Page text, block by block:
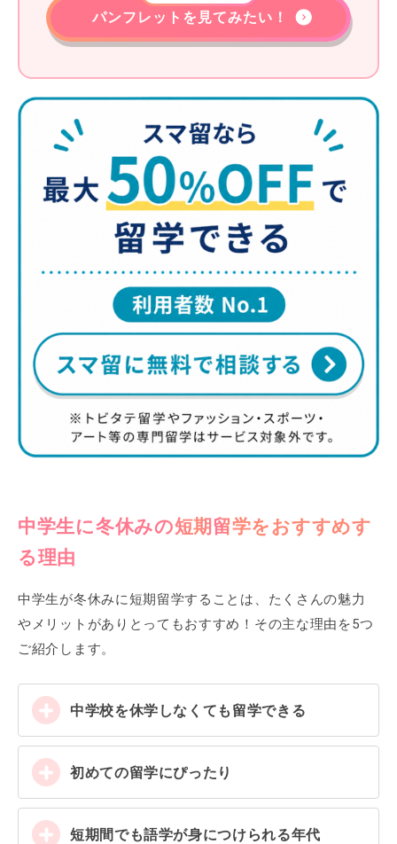
パンフレットを見てみたい！
中学生に冬休みの短期留学をおすすめす
る理由
中学生が冬休みに短期留学することは、たくさんの魅力
やメリットがありとってもおすすめ！その主な理由を5つ
ご紹介します。
中学校を休学しなくても留学できる
初めての留学にぴったり
短期間でも語学が身につけられる年代